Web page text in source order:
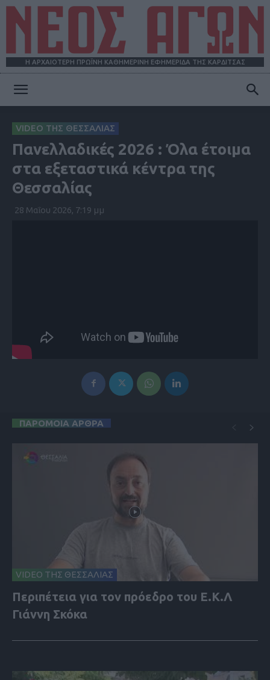
Η ΑΡΧΑΙΟΤΕΡΗ ΠΡΩΪΝΗ ΚΑΘΗΜΕΡΙΝΗ ΕΦΗΜΕΡΙΔΑ ΤΗΣ ΚΑΡΔΙΤΣΑΣ
ΑΓΩΝ
VIDEO ΤΗΣ ΘΕΣΣΑΛΙΑΣ
Πανελλαδικές 2026 : Όλα έτοιμα
στα εξεταστικά κέντρα της
Θεσσαλίας
28 Μαΐου 2026, 7:19 μμ
ΠΑΡΟΜΟΙΑ ΑΡΘΡΑ
VIDEO ΤΗΣ ΘΕΣΣΑΛΙΑΣ
Περιπέτεια για τον πρόεδρο του Ε.Κ.Λ
Γιάννη Σκόκα